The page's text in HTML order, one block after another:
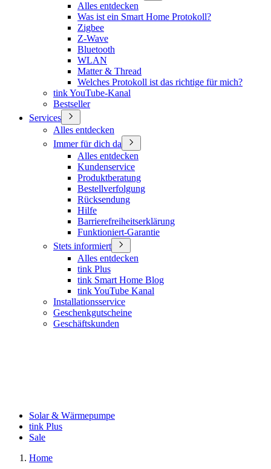
Alles entdecken
Was ist ein Smart Home Protokoll?
Zigbee
Z-Wave
Bluetooth
WLAN
Matter & Thread
Welches Protokoll ist das richtige für mich?
tink YouTube-Kanal
Bestseller
Services
Alles entdecken
Immer für dich da
Alles entdecken
Kundenservice
Produktberatung
Bestellverfolgung
Rücksendung
Hilfe
Barrierefreiheitserklärung
Funktioniert-Garantie
Stets informiert
Alles entdecken
tink Plus
tink Smart Home Blog
tink YouTube Kanal
Installationsservice
Geschenkgutscheine
Geschäftskunden
Solar & Wärmepumpe
tink Plus
Sale
Home